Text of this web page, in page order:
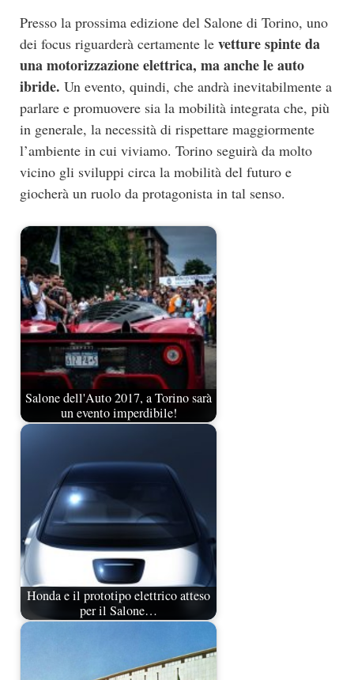
Presso la prossima edizione del Salone di Torino, uno
dei focus riguarderà certamente le vetture spinte da
una motorizzazione elettrica, ma anche le auto
ibride. Un evento, quindi, che andrà inevitabilmente a
parlare e promuovere sia la mobilità integrata che, più
in generale, la necessità di rispettare maggiormente
l’ambiente in cui viviamo. Torino seguirà da molto
vicino gli sviluppi circa la mobilità del futuro e
giocherà un ruolo da protagonista in tal senso.
Salone dell'Auto 2017, a Torino sarà
un evento imperdibile!
Honda e il prototipo elettrico atteso
per il Salone…